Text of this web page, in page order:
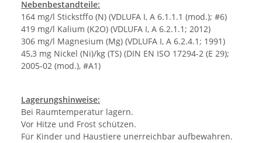
Nebenbestandteile:
164 mg/l Stickstffo (N) (VDLUFA I, A 6.1.1.1 (mod.); #6)
419 mg/l Kalium (K2O) (VDLUFA I, A 6.2.1.1; 2012)
306 mg/l Magnesium (Mg) (VDLUFA I, A 6.2.4.1; 1991)
45,3 mg Nickel (Ni)/kg (TS) (DIN EN ISO 17294-2 (E 29);
2005-02 (mod.), #A1)
Lagerungshinweise:
Bei Raumtemperatur lagern.
Vor Hitze und Frost schützen.
Für Kinder und Haustiere unerreichbar aufbewahren.